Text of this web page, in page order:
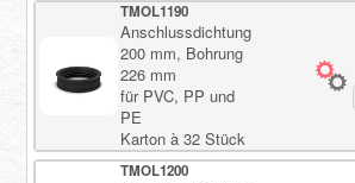
TMOL1190
Anschlussdichtung
200 mm, Bohrung
226 mm
für PVC, PP und
PE
Karton à 32 Stück
TMOL1200